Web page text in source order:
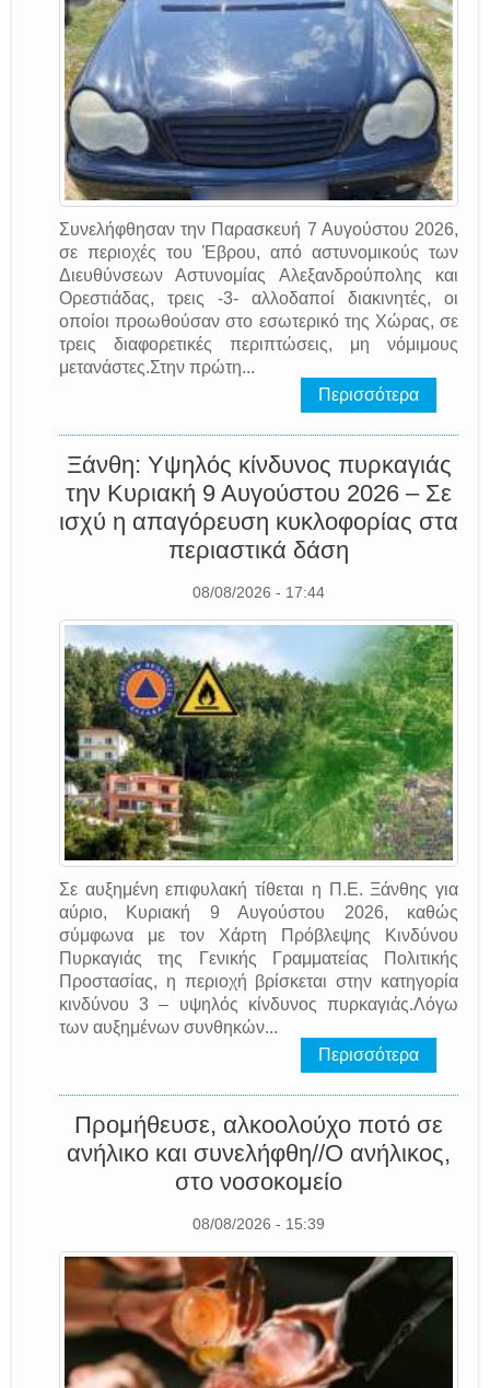
Συνελήφθησαν την Παρασκευή 7 Αυγούστου 2026,
σε περιοχές του Έβρου, από αστυνομικούς των
Διευθύνσεων Αστυνομίας Αλεξανδρούπολης και
Ορεστιάδας, τρεις -3- αλλοδαποί διακινητές, οι
οποίοι προωθούσαν στο εσωτερικό της Χώρας, σε
τρεις διαφορετικές περιπτώσεις, μη νόμιμους
μετανάστες.Στην πρώτη...
Περισσότερα
Ξάνθη: Υψηλός κίνδυνος πυρκαγιάς
την Κυριακή 9 Αυγούστου 2026 – Σε
ισχύ η απαγόρευση κυκλοφορίας στα
περιαστικά δάση
08/08/2026 - 17:44
Σε αυξημένη επιφυλακή τίθεται η Π.Ε. Ξάνθης για
αύριο, Κυριακή 9 Αυγούστου 2026, καθώς
σύμφωνα με τον Χάρτη Πρόβλεψης Κινδύνου
Πυρκαγιάς της Γενικής Γραμματείας Πολιτικής
Προστασίας, η περιοχή βρίσκεται στην κατηγορία
κινδύνου 3 – υψηλός κίνδυνος πυρκαγιάς.Λόγω
των αυξημένων συνθηκών...
Περισσότερα
Προμήθευσε, αλκοολούχο ποτό σε
ανήλικο και συνελήφθη//Ο ανήλικος,
στο νοσοκομείο
08/08/2026 - 15:39